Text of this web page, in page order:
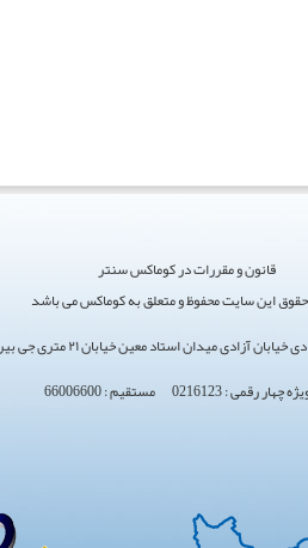
قانون و مقررات در کوماکس سنتر
این سایت محفوظ و متعلق به کوماکس می باشد
خیابان ۲۱ متری جی بین طوس و دامپزشکی پلاک 154 - 156 - 158
رقمی : 0216123 مستقیم : 66006600